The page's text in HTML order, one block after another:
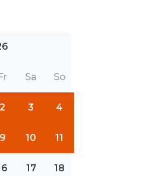
Sa So
2 3 4
9 10 11
17 18